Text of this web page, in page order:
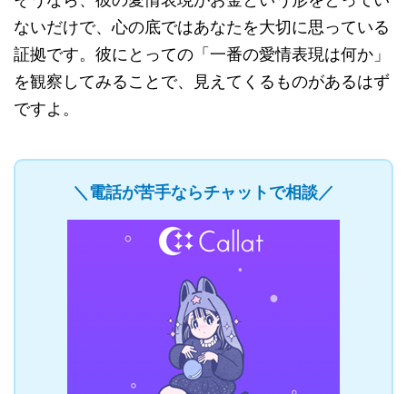
ないだけで、心の底ではあなたを大切に思っている
証拠です。彼にとっての「一番の愛情表現は何か」
を観察してみることで、見えてくるものがあるはず
ですよ。
＼電話が苦手ならチャットで相談／